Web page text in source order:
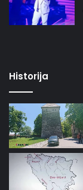
Historija